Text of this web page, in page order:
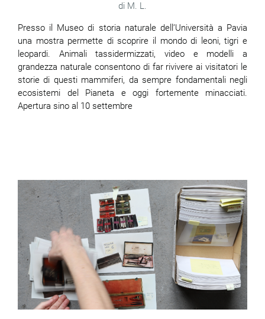
M. L.
Presso il Museo di storia naturale dell’Università a Pavia
una mostra permette di scoprire il mondo di leoni, tigri e
leopardi. Animali tassidermizzati, video e modelli a
grandezza naturale consentono di far rivivere ai visitatori le
storie di questi mammiferi, da sempre fondamentali negli
ecosistemi del Pianeta e oggi fortemente minacciati.
Apertura sino al 10 settembre